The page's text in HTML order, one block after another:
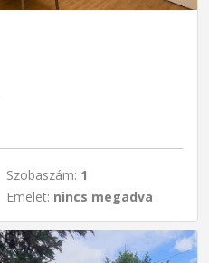
Szobaszám: 1
Emelet: nincs megadva